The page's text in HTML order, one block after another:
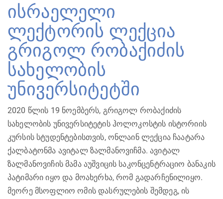
ისრაელელი
ლექტორის ლექცია
გრიგოლ რობაქიძის
სახელობის
უნივერსიტეტში
2020 წლის 19 ნოემბერს, გრიგოლ რობაქიძის
სახელობის უნივერსიტეტის ჰოლოკოსტის ისტორიის
კურსის სტუდენტებისთვის, ონლაინ ლექცია ჩაატარა
ქალბატონმა ავიტალ ზალმანოვიჩმა. ავიტალ
ზალმანოვიჩის მამა აუშვიცის საკონცენტრაციო ბანაკის
პატიმარი იყო და მოახერხა, რომ გადარჩენილიყო.
მეორე მსოფლიო ომის დასრულების შემდეგ, ის